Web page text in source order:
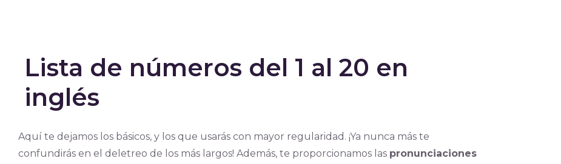
Lista de números del 1 al 20 en
inglés
Aquí te dejamos los básicos, y los que usarás con mayor regularidad. ¡Ya nunca más te
confundirás en el deletreo de los más largos! Además, te proporcionamos las pronunciaciones